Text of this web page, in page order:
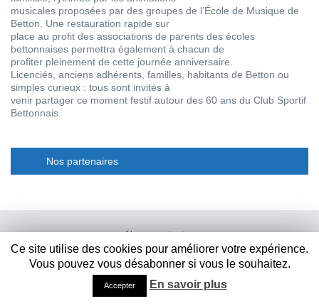
musicales proposées par des groupes de l’École de Musique de
Betton. Une restauration rapide sur
place au profit des associations de parents des écoles
bettonnaises permettra également à chacun de
profiter pleinement de cette journée anniversaire.
Licenciés, anciens adhérents, familles, habitants de Betton ou
simples curieux : tous sont invités à
venir partager ce moment festif autour des 60 ans du Club Sportif
Bettonnais.
Nos partenaires
Nous contacter
Mentions légales
Ce site utilise des cookies pour améliorer votre expérience.
Vous pouvez vous désabonner si vous le souhaitez.
Accepter En savoir plus